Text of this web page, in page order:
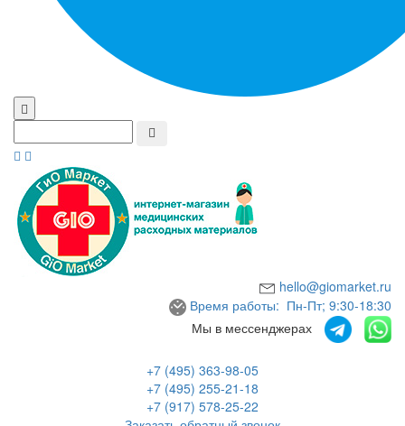
hello@giomarket.ru
Время работы: Пн-Пт; 9:30-18:30
Мы в мессенджерах
+7 (495) 363-98-05
+7 (495) 255-21-18
+7 (917) 578-25-22